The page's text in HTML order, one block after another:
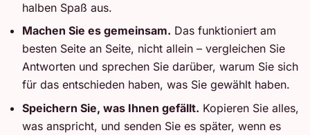
halben Spaß aus.
Machen Sie es gemeinsam. Das funktioniert am
besten Seite an Seite, nicht allein – vergleichen Sie
Antworten und sprechen Sie darüber, warum Sie sich
für das entschieden haben, was Sie gewählt haben.
Speichern Sie, was Ihnen gefällt. Kopieren Sie alles,
was anspricht, und senden Sie es später, wenn es